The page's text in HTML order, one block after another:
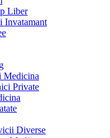
Liber
Invatamant
Medicina
Private
Diverse